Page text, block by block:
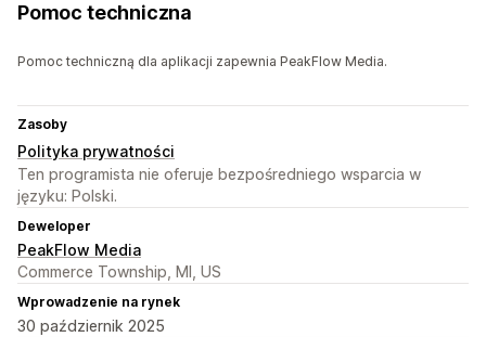
Pomoc techniczna
Pomoc techniczną dla aplikacji zapewnia PeakFlow Media.
Zasoby
Polityka prywatności
Ten programista nie oferuje bezpośredniego wsparcia w
języku: Polski.
Deweloper
PeakFlow Media
Commerce Township, MI, US
Wprowadzenie na rynek
30 październik 2025